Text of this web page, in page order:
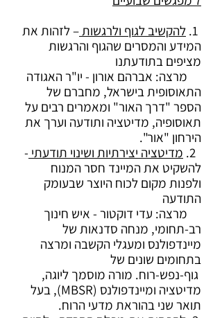
להקשיב לגוף ולרגשות– לזהות את
המידע והמסרים שהגוף והרגשות
מציפים בתודעתנו
מרצה: אברהם אורון - יו"ר האגודה
התאוסופית בישראל, מחברם של
הספר "דרך האור" ומאמרים רבים על
תאוסופיה, מדיטציה ותודעה וערך את
הירחון "אור".
מדיטציה יצירתיות ושינוי תודעתי -
להשקיט את המיינד חסר המנוח
ולפנות מקום לכוח היוצר שבעומק
התודעה
מרצה: עדי דוקטור - איש חינוך
רב-תחומי, מנחה סדנאות של
מיינדפולנס ומעגלי הקשבה ומרצה
בתחומים שונים של
גוף-נפש-רוח. מורה מוסמך ליוגה,
מדיטציה ומיינדפולנס (MBSR), בעל
תואר שני בהוראת מדעי הרוח.